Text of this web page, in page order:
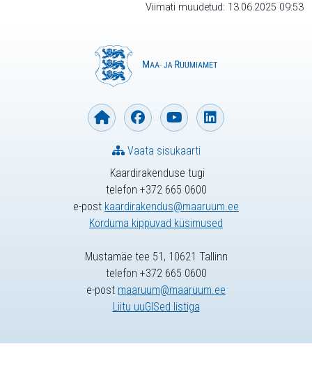
Viimati muudetud: 13.06.2025 09:53
Kaardirakenduse tugi
telefon +372 665 0600
e-post kaardirakendus@maaruum.ee
Korduma kippuvad küsimused
Vaata sisukaarti
Mustamäe tee 51, 10621 Tallinn
telefon +372 665 0600
e-post maaruum@maaruum.ee
Liitu uuGISed listiga